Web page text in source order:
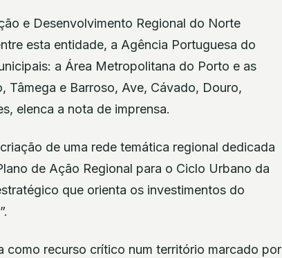
e Desenvolvimento Regional do Norte
esta entidade, a Agência Portuguesa do
a Área Metropolitana do Porto e as
Tâmega e Barroso, Ave, Cávado, Douro,
elenca a nota de imprensa.
de uma rede temática regional dedicada
de Ação Regional para o Ciclo Urbano da
que orienta os investimentos do
como recurso crítico num território marcado por